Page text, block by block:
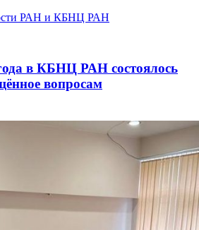
РАН и КБНЦ РАН
в КБНЦ РАН состоялось
вопросам